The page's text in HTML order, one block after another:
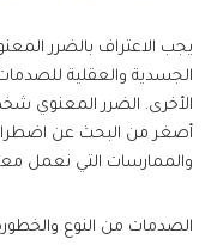
يجب الاعتراف بالضرر
الجسدية والعقلية
الأخرى. الضرر المعنوي
أصغر من البحث عن اضطراب
والممارسات التي نعمل
الصدمات من النوع